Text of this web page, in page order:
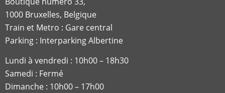
1000 Bruxelles, Belgique
Train et Metro : Gare central
Parking : Interparking Albertine
Lundi à vendredi : 10h00 – 18h30
Samedi : Fermé
Dimanche : 10h00 – 17h00